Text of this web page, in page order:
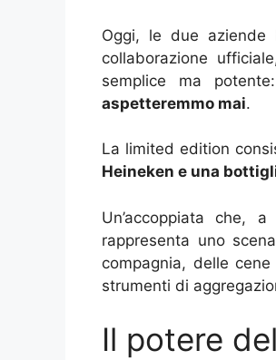
Oggi, le due aziende
collaborazione
semplice ma
aspetteremmo mai.
La limited edition
Heineken e una
Un’accoppiata che,
rappresenta uno
compagnia, delle
strumenti di
Il potere